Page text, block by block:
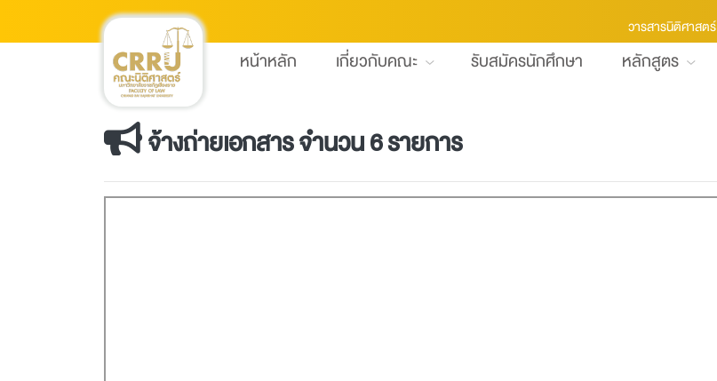
วารสารนิติศาสตร์
หน้าหลัก เกี่ยวกับคณะ รับสมัครนักศึกษา หลักสูตร
จ้างถ่ายเอกสาร จำนวน 6 รายการ